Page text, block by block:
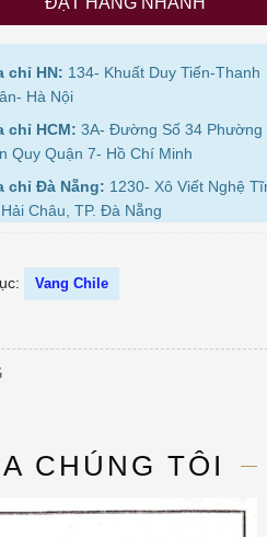
chỉ HN: 134- Khuất Duy Tiến-Thanh
Hà Nội
chỉ HCM: 3A- Đường Số 34 Phường
Quy Quận 7- Hồ Chí Minh
chỉ Đà Nẵng: 1230- Xô Viết Nghệ
Châu, TP. Đà Nẵng
Vang Chile
CHÚNG TÔI